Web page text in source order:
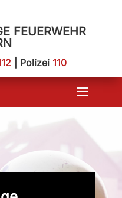
FEUERWEHR
| Polizei 110